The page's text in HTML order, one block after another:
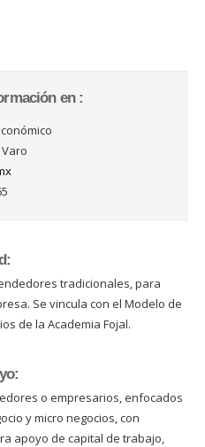
en :
tradicionales, para
Se vincula con el Modelo de
de la Academia Fojal.
o empresarios, enfocados
y micro negocios, con
apoyo de capital de trabajo,